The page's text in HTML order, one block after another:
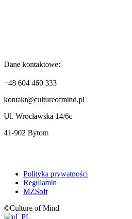
Dane kontaktowe:
+48 604 460 333
kontakt@cultureofmind.pl
Ul. Wrocławska 14/6c
41-902 Bytom
Polityka prywatności
Regulamin
MZSoft
©Culture of Mind